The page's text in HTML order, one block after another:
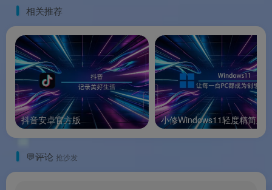
可靠性和技术支持的商业用户，建议通过
Google Play 购买正版授权。
版本特点
版本特点
解锁了专业/付费功能;
禁用/移除不需要的权限 + 接收者 + 提供者 + 服务;
相关推荐
抖音安卓官方版 小修Windows11轻度精简版
💬评论 抢沙发